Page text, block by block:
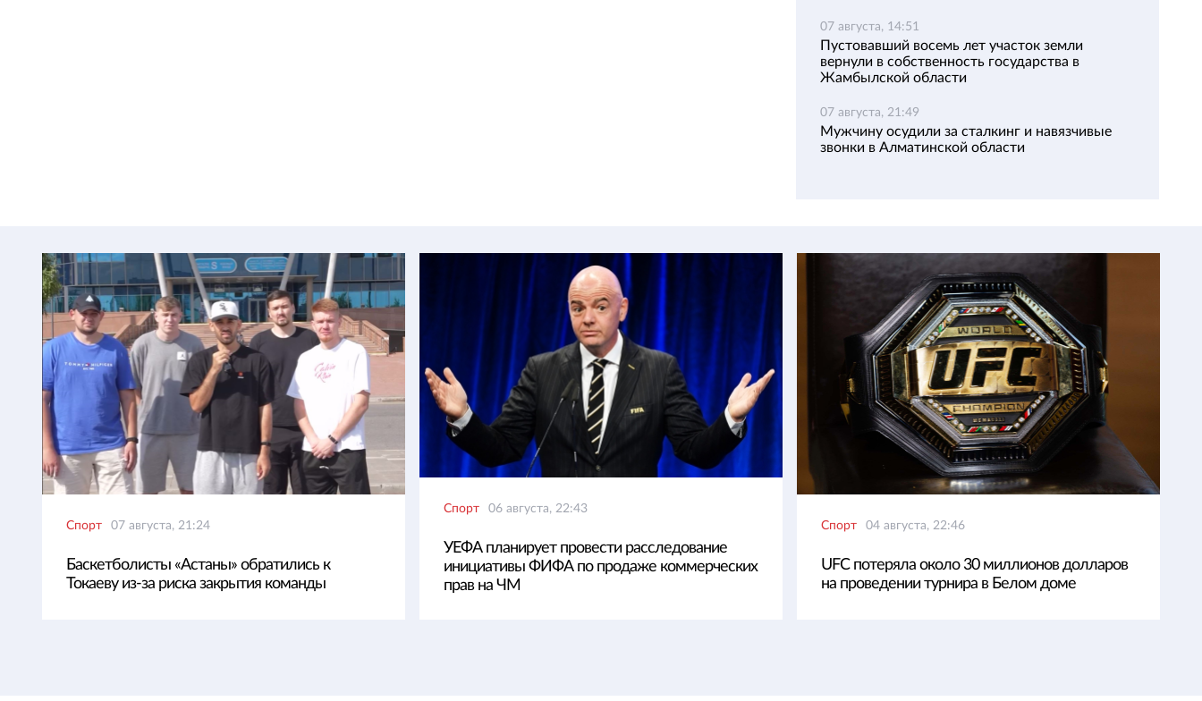
07 августа, 14:51
Пустовавший восемь лет участок земли
вернули в собственность государства в
Жамбылской области
07 августа, 21:49
Мужчину осудили за сталкинг и навязчивые
звонки в Алматинской области
Спорт 07 августа, 21:24
Баскетболисты «Астаны» обратились к
Токаеву из-за риска закрытия команды
Спорт 06 августа, 22:43
УЕФА планирует провести расследование
инициативы ФИФА по продаже коммерческих
прав на ЧМ
Спорт 04 августа, 22:46
UFC потеряла около 30 миллионов долларов
на проведении турнира в Белом доме